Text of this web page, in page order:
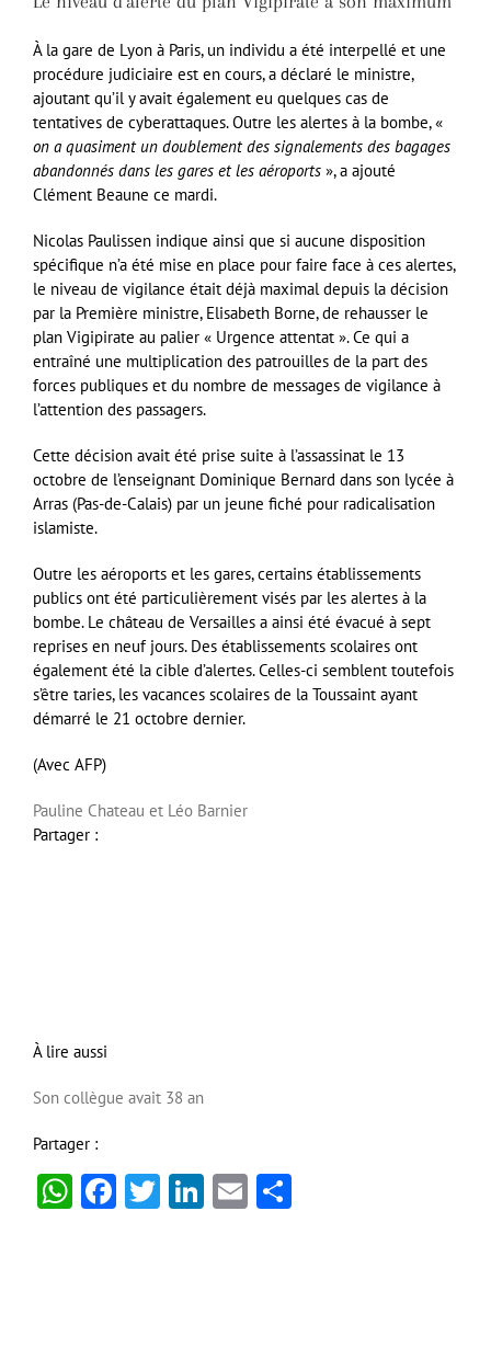
À la gare de Lyon à Paris, un individu a été interpellé et une
procédure judiciaire est en cours, a déclaré le ministre,
ajoutant qu’il y avait également eu quelques cas de
tentatives de cyberattaques. Outre les alertes à la bombe, «
on a quasiment un doublement des signalements des bagages
abandonnés dans les gares et les aéroports », a ajouté
Clément Beaune ce mardi.
Nicolas Paulissen indique ainsi que si aucune disposition
spécifique n’a été mise en place pour faire face à ces alertes,
le niveau de vigilance était déjà maximal depuis la décision
par la Première ministre, Elisabeth Borne, de rehausser le
plan Vigipirate au palier « Urgence attentat ». Ce qui a
entraîné une multiplication des patrouilles de la part des
forces publiques et du nombre de messages de vigilance à
l’attention des passagers.
Cette décision avait été prise suite à l’assassinat le 13
octobre de l’enseignant Dominique Bernard dans son lycée à
Arras (Pas-de-Calais) par un jeune fiché pour radicalisation
islamiste.
Outre les aéroports et les gares, certains établissements
publics ont été particulièrement visés par les alertes à la
bombe. Le château de Versailles a ainsi été évacué à sept
reprises en neuf jours. Des établissements scolaires ont
également été la cible d’alertes. Celles-ci semblent toutefois
s’être taries, les vacances scolaires de la Toussaint ayant
démarré le 21 octobre dernier.
(Avec AFP)
Pauline Chateau et Léo Barnier
Partager :
À lire aussi
Son collègue avait 38 an
Partager :
WhatsApp
Facebook
Twitter
LinkedIn
Email